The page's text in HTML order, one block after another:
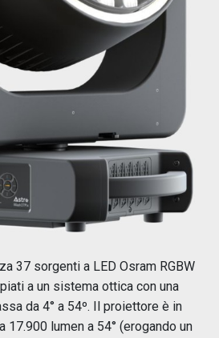
37 sorgenti a LED Osram RGBW
a un sistema ottica con una
da 4° a 54º. Il proiettore è in
17.900 lumen a 54° (erogando un